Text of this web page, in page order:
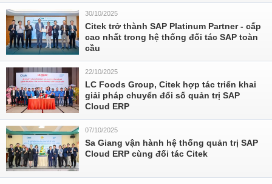
30/10/2025
Citek trở thành SAP Platinum Partner - cấp
cao nhất trong hệ thống đối tác SAP toàn
cầu
22/10/2025
LC Foods Group, Citek hợp tác triển khai
giải pháp chuyển đổi số quản trị SAP
Cloud ERP
07/10/2025
Sa Giang vận hành hệ thống quản trị SAP
Cloud ERP cùng đối tác Citek